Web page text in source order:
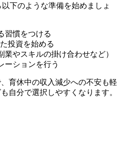
下のような準備を始めましょ
習慣をつける
投資を始める
業やスキルの掛け合わせなど）
ーションを行う
育休中の収入減少への不安も軽
自分で選択しやすくなります。